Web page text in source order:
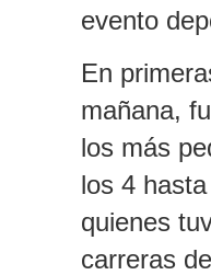
evento
En
mañana,
los más
los 4
quienes
carreras